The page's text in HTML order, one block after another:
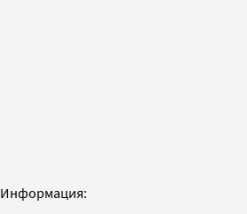
Информация: